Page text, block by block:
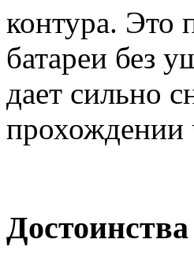
контура. Это
батареи без
дает сильно
прохождении